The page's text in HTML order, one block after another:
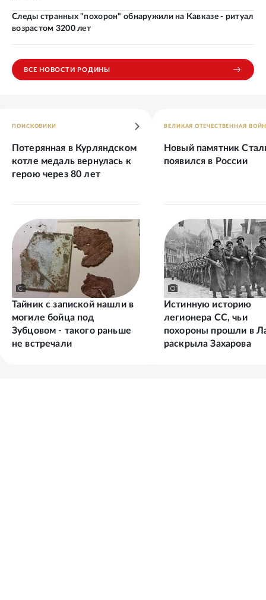
Следы странных "похорон" обнаружили на Кавказе - ритуал
возрастом 3200 лет
ВСЕ НОВОСТИ РОДИНЫ
ПОИСКОВИКИ
Потерянная в Курляндском
котле медаль вернулась к
герою через 80 лет
Тайник с запиской нашли в
могиле бойца под
Зубцовом - такого раньше
не встречали
ВЕЛИКАЯ ОТЕЧЕСТВЕННАЯ
Новый памятник
появился в России
Истинную историю
легионера СС, чьи
похороны прошли в
раскрыла Захарова